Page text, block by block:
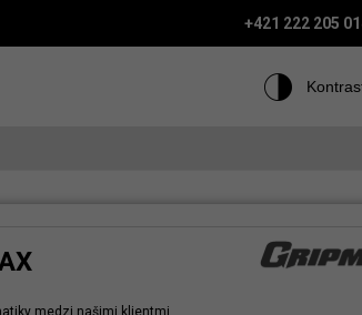
+421 222 205
medzi našimi klientmi